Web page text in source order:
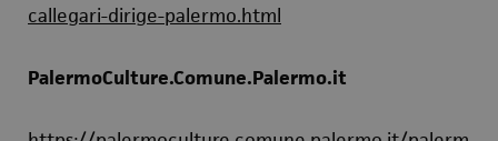
callegari-dirige-palermo.html
PalermoCulture.Comune.Palermo.it